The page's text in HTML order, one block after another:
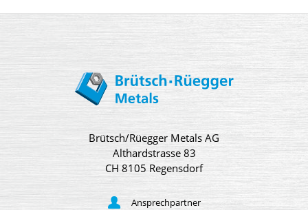
Brütsch/Rüegger Metals AG
Althardstrasse 83
CH 8105 Regensdorf
Ansprechpartner